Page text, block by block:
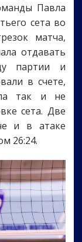
Павла
сета во
матча,
отдавать
партии и
в счете,
так и не
сета. Две
и в атаке
26:24.